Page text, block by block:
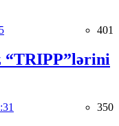
401
“TRIPP”lərini
350